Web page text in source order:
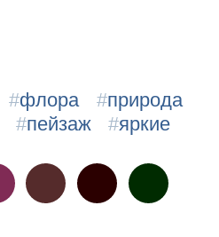
#флора #природа
#пейзаж #яркие